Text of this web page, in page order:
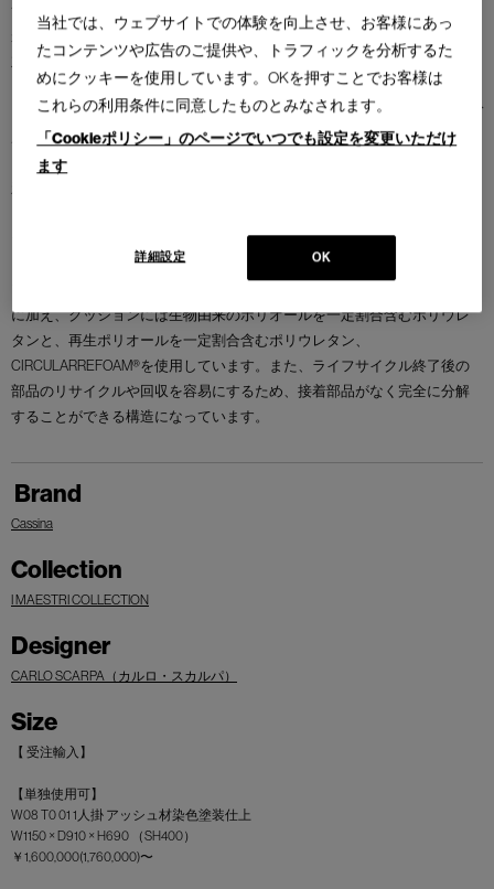
1973年にデザインされたCORNARO（コルナーロ）は、幾何学的なベース
が柔らかな座面を包み込み、ユニークな素材と構造のコントラストが際
立つデザインです。ビーチ材グロッシーラッカー仕上げとアッシュ材マ
ットラッカー仕上げから選択可能なベースは厳選のカラーバリエーショ
ンで、張地との組み合わせを楽しむことができます。1970年代当時のモデ
ルの象徴的な美しさを継承する一方で、カルロ・スカルパの息子である
トビア・スカルパとの綿密な共同研究・開発によりプロポーションが一
ラックのサドルレザーの細い紐が仕込まれ、細部に至るまで視覚的な美
しさを際立たせるこだわりが詰まっています。カッシーナの持続可能な
に加え、クッションには生物由来のポリオールを一定割合含むポリウレ
タンと、再生ポリオールを一定割合含むポリウレタン、
CIRCULARREFOAM®を使用しています。また、ライフサイクル終了後の
部品のリサイクルや回収を容易にするため、接着部品がなく完全に分解
することができる構造になっています。
Brand
Cassina
Collection
I MAESTRI COLLECTION
Designer
CARLO SCARPA（カルロ・スカルパ）
Size
【 受注輸入】
【単独使用可】
W08 T0 01 1人掛 アッシュ材染色塗装仕上
W1150 × D910 × H690 （SH400）
￥1,600,000(1,760,000)〜
当社では、ウェブサイトでの体験を向上させ、お客様にあっ
たコンテンツや広告のご提供や、トラフィックを分析するた
めにクッキーを使用しています。OKを押すことでお客様は
これらの利用条件に同意したものとみなされます。
「Cookieポリシー」のページでいつでも設定を変更いただけ
ます
OK
詳細設定